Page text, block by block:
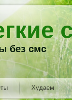
без смс
Худаем